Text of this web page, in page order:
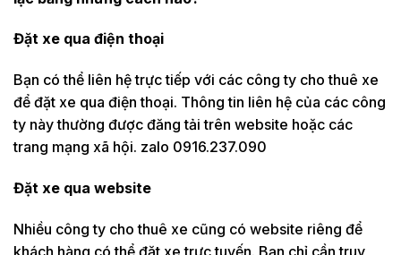
Đặt xe qua điện thoại
Bạn có thể liên hệ trực tiếp với các công ty cho thuê xe
để đặt xe qua điện thoại. Thông tin liên hệ của các công
ty này thường được đăng tải trên website hoặc các
trang mạng xã hội. zalo 0916.237.090
Đặt xe qua website
Nhiều công ty cho thuê xe cũng có website riêng để
khách hàng có thể đặt xe trực tuyến. Bạn chỉ cần truy